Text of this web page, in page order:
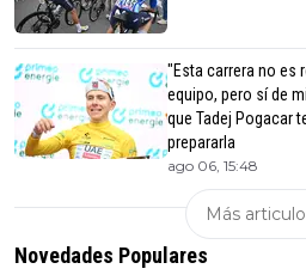
"Esta carrera no es
equipo, pero sí de
que Tadej Pogacar
prepararla
ago 06, 15:48
Más
Novedades Populares